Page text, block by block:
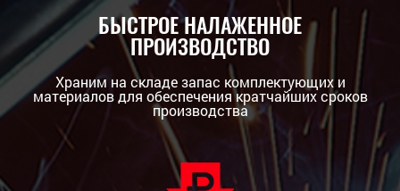
БЫСТРОЕ НАЛАЖЕННОЕ
ПРОИЗВОДСТВО
Храним на складе запас комплектующих и
материалов для обеспечения кратчайших сроков
производства